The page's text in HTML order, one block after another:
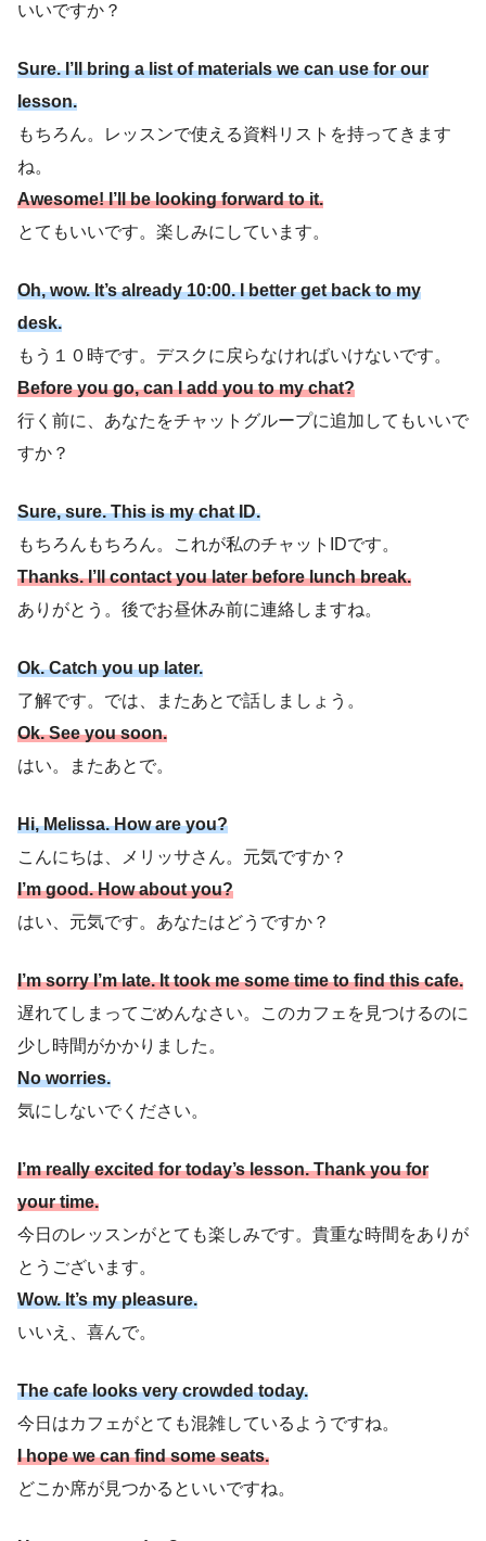
いいですか？
Sure. I’ll bring a list of materials we can use for our
lesson.
もちろん。レッスンで使える資料リストを持ってきます
ね。
Awesome! I’ll be looking forward to it.
とてもいいです。楽しみにしています。
Oh, wow. It’s already 10:00. I better get back to my
desk.
もう１０時です。デスクに戻らなければいけないです。
Before you go, can I add you to my chat?
行く前に、あなたをチャットグループに追加してもいいで
すか？
Sure, sure. This is my chat ID.
もちろんもちろん。これが私のチャットIDです。
Thanks. I’ll contact you later before lunch break.
ありがとう。後でお昼休み前に連絡しますね。
Ok. Catch you up later.
了解です。では、またあとで話しましょう。
Ok. See you soon.
はい。またあとで。
Hi, Melissa. How are you?
こんにちは、メリッサさん。元気ですか？
I’m good. How about you?
はい、元気です。あなたはどうですか？
I’m sorry I’m late. It took me some time to find this cafe.
遅れてしまってごめんなさい。このカフェを見つけるのに
少し時間がかかりました。
No worries.
気にしないでください。
I’m really excited for today’s lesson. Thank you for
your time.
今日のレッスンがとても楽しみです。貴重な時間をありが
とうございます。
Wow. It’s my pleasure.
いいえ、喜んで。
The cafe looks very crowded today.
今日はカフェがとても混雑しているようですね。
I hope we can find some seats.
どこか席が見つかるといいですね。